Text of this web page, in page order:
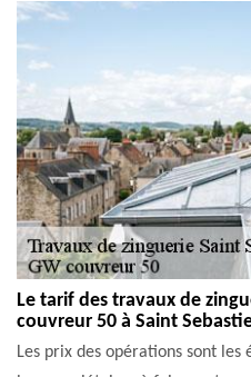
Le tarif des travaux de
couvreur 50 à Saint
Les prix des opérations sont